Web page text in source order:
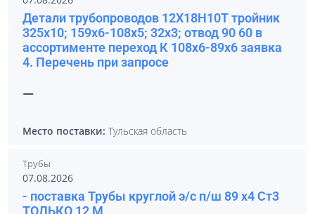
Детали трубопроводов 12Х18Н10Т тройник
325х10; 159х6-108х5; 32х3; отвод 90 60 в
ассортименте переход К 108х6-89х6 заявка
4. Перечень при запросе
—
Место поставки: Тульская область
Трубы
07.08.2026
- поставка Трубы круглой э/с п/ш 89 х4 Ст3
ТОЛЬКО 12 М